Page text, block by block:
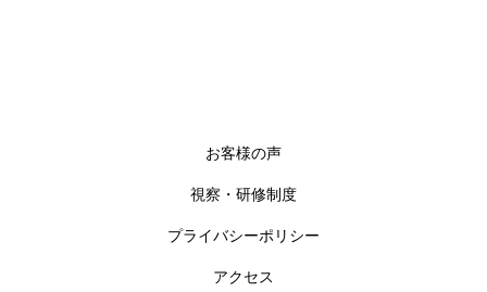
お客様の声
視察・研修制度
プライバシーポリシー
アクセス